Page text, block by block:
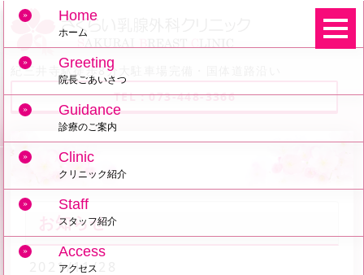
紀三井寺駅徒歩8分大駐車場完備・国体道路沿い
TEL：073-448-3366
Home
ホーム
Greeting
院長ごあいさつ
Guidance
診療のご案内
Clinic
クリニック紹介
Staff
スタッフ紹介
Access
アクセス
お知らせ
2021/11/28